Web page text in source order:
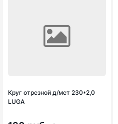
Круг отрезной д/мет 230*2,0
LUGA